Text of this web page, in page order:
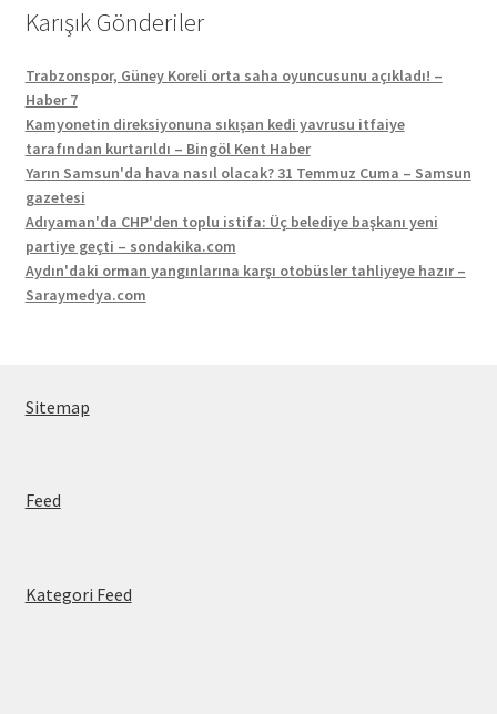
Karışık Gönderiler
Trabzonspor, Güney Koreli orta saha oyuncusunu açıkladı! –
Haber 7
Kamyonetin direksiyonuna sıkışan kedi yavrusu itfaiye
tarafından kurtarıldı – Bingöl Kent Haber
Yarın Samsun'da hava nasıl olacak? 31 Temmuz Cuma – Samsun
gazetesi
Adıyaman'da CHP'den toplu istifa: Üç belediye başkanı yeni
partiye geçti – sondakika.com
Aydın'daki orman yangınlarına karşı otobüsler tahliyeye hazır –
Saraymedya.com
Sitemap
Feed
Kategori Feed